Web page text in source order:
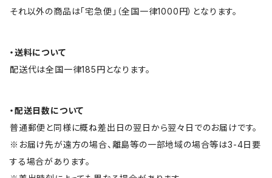
それ以外の商品は「宅急便」（全国一律1000円）となります。
・送料について
配送代は全国一律185円となります。
・配送日数について
普通郵便と同様に概ね差出日の翌日から翌々日でのお届けです。
※お届け先が遠方の場合、離島等の一部地域の場合等は3-4日要
する場合があります。